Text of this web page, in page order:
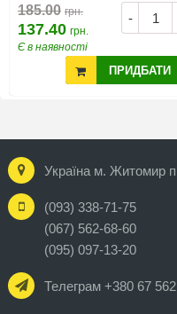
-
185.00 грн.
137.40 грн.
Є в наявності
ПРИДБАТИ
Україна м. Житомир
(093) 338-71-75
(067) 562-68-60
(095) 097-13-20
Телеграм +380 67